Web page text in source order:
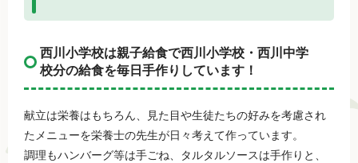
西川小学校は親子給食で西川小学校・西川中学
校分の給食を毎日手作りしています！
献立は栄養はもちろん、見た目や生徒たちの好みを考慮され
たメニューを栄養士の先生が日々考えて作っています。
調理もハンバーグ等は手ごね、タルタルソースは手作りと、